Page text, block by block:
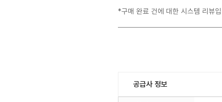
*구매 완료 건에 대한 시스템 리뷰
공급사 정보